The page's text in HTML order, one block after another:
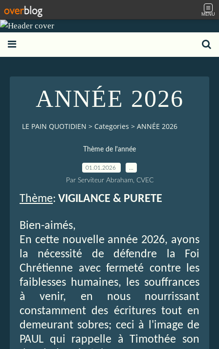
MENU
ANNÉE 2026
LE PAIN QUOTIDIEN > Categories > ANNÉE 2026
Thème de l'année
01.01.2026
Par Serviteur Abraham, CVEC
Thème: VIGILANCE & PURETE
Bien-aimés,
En cette nouvelle année 2026, ayons
la nécessité de défendre la Foi
Chrétienne avec fermeté contre les
faiblesses humaines, les souffrances
à venir, en nous nourrissant
constamment des écritures tout en
demeurant sobres; ceci à l'image de
PAUL qui rappelle à Timothée son